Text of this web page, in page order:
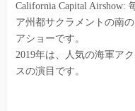
California Capital Airshow:
ア州都サクラメントの南
アショーです。
2019年は、人気の海軍ア
スの演目です。